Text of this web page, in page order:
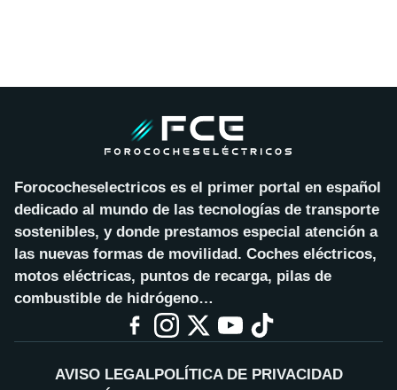
Forococheselectricos es el primer portal en español
dedicado al mundo de las tecnologías de transporte
sostenibles, y donde prestamos especial atención a
las nuevas formas de movilidad. Coches eléctricos,
motos eléctricas, puntos de recarga, pilas de
combustible de hidrógeno…
AVISO LEGALPOLÍTICA DE PRIVACIDAD